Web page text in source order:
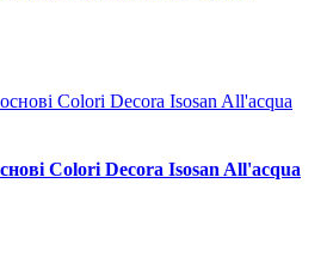
Colori Decora Isosan All'acqua